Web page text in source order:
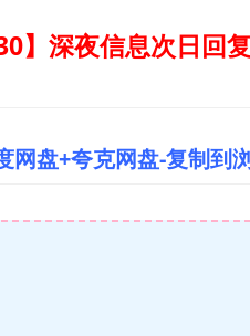
】深夜信息次日回复
网盘+夸克网盘-复制到